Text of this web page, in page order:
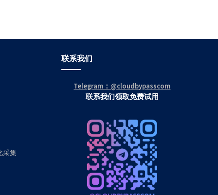
采集
联系我们
Telegram：@cloudbypasscom
联系我们领取免费试用